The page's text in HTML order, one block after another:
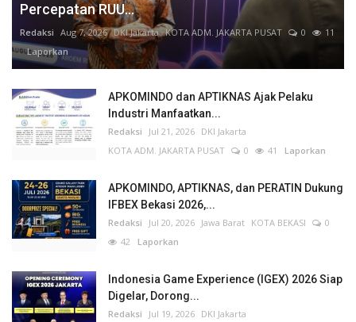
Percepatan RUU...
Redaksi Aug 7, 2026 DKI Jakarta KOTA ADM. JAKARTA PUSAT 0
11
Laporkan
APKOMINDO dan APTIKNAS Ajak Pelaku
Industri Manfaatkan...
Redaksi Jul 21, 2026 DKI Jakarta
KOTA ADM. JAKARTA PUSAT
0 41 Laporkan
APKOMINDO, APTIKNAS, dan PERATIN Dukung
IFBEX Bekasi 2026,...
Redaksi Jul 20, 2026 Jawa Barat KOTA BEKASI
0
42 Laporkan
Indonesia Game Experience (IGEX) 2026 Siap
Digelar, Dorong...
Redaksi Jul 19, 2026 DKI Jakarta